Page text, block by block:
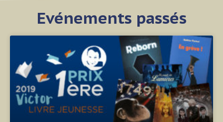
Evénements passés